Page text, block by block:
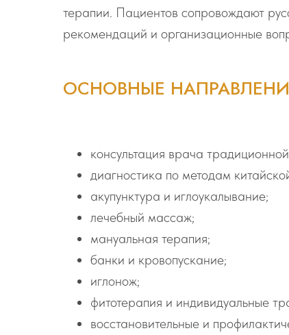
терапии. Пациентов сопровождают
рекомендаций и организационные
ОСНОВНЫЕ
консультация врача
диагностика по методам
акупунктура и иглоукалывание;
лечебный массаж;
мануальная терапия;
банки и кровопускание;
иглонож;
фитотерапия и индивидуальные
восстановительные и